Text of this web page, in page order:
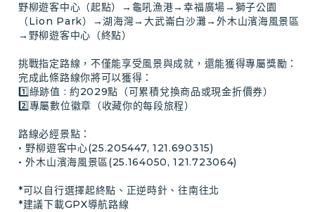
野柳遊客中心（起點）→龜吼漁港→幸福廣場→獅子公園
（Lion Park）→湖海灣→大武崙白沙灘→外木山濱海風景區
→野柳遊客中心（終點）
挑戰指定路線，不僅能享受風景與成就，還能獲得專屬獎勵：
完成此條路線你將可以獲得：
1️⃣綠跡值 : 約2029點（可累積兌換商品或現金折價券）
2️⃣專屬數位徽章（收藏你的每段旅程）
路線必經景點：
• 野柳遊客中心(25.205447, 121.690315)
• 外木山濱海風景區(25.164050, 121.723064)
*可以自行選擇起終點、正逆時針、往南往北
*建議下載GPX導航路線